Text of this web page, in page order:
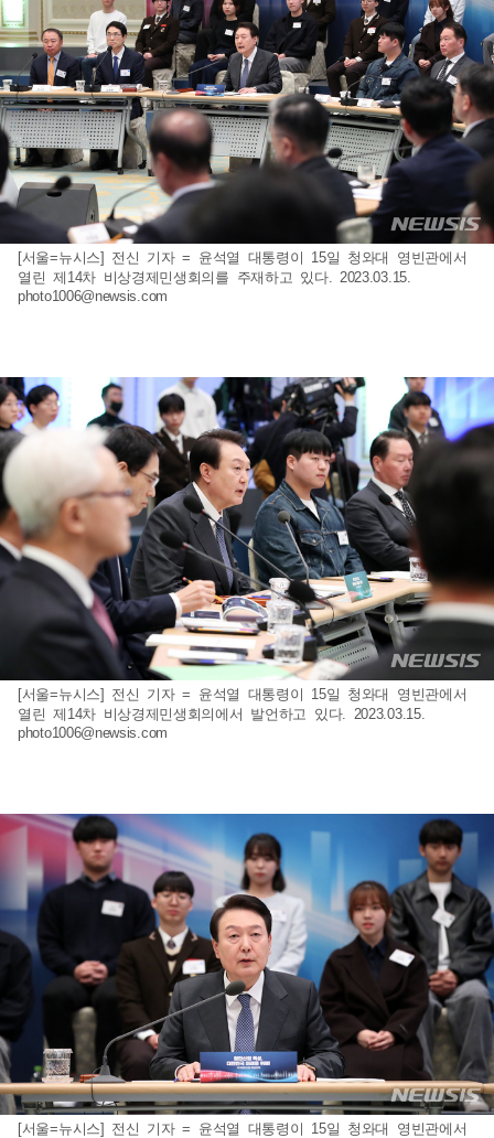
[서울=뉴시스] 전신 기자 = 윤석열 대통령이 15일 청와대 영빈관에서
열린 제14차 비상경제민생회의를 주재하고 있다. 2023.03.15.
photo1006@newsis.com
[서울=뉴시스] 전신 기자 = 윤석열 대통령이 15일 청와대 영빈관에서
열린 제14차 비상경제민생회의에서 발언하고 있다. 2023.03.15.
photo1006@newsis.com
[서울=뉴시스] 전신 기자 = 윤석열 대통령이 15일 청와대 영빈관에서